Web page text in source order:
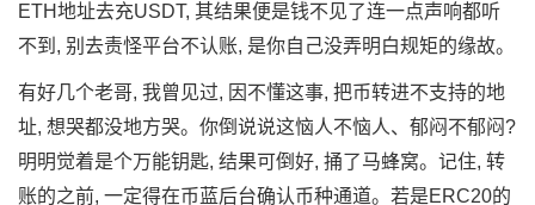
ETH地址去充USDT, 其结果便是钱不见了连一点声响都听
不到, 别去责怪平台不认账, 是你自己没弄明白规矩的缘故。
有好几个老哥, 我曾见过, 因不懂这事, 把币转进不支持的地
址, 想哭都没地方哭。你倒说说这恼人不恼人、郁闷不郁闷?
明明觉着是个万能钥匙, 结果可倒好, 捅了马蜂窝。记住, 转
账的之前, 一定得在币蓝后台确认币种通道。若是ERC20的